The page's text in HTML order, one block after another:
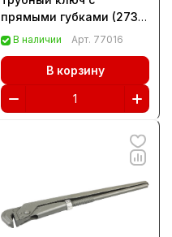
прямыми губками (2731-
3) В наличии Арт. 77016
В корзину